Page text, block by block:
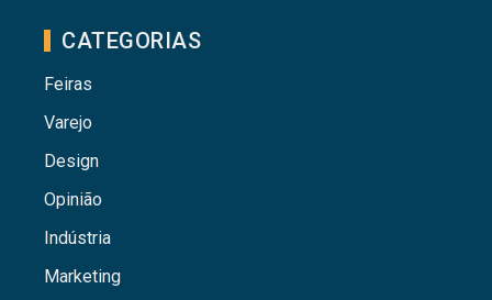
CATEGORIAS
Feiras
Varejo
Design
Opinião
Indústria
Marketing